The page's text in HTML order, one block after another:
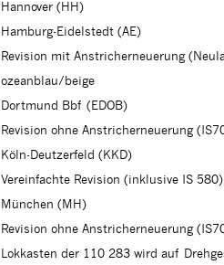
Hannover (HH)
Hamburg-Eidelstedt (AE)
Revision mit Anstricherneuerung
ozeanblau/beige
Dortmund Bbf (EDOB)
Revision ohne Anstricherneuerung
Köln-Deutzerfeld (KKD)
Vereinfachte Revision (inklusive IS
München (MH)
Revision ohne Anstricherneuerung
Lokkasten der 110 283 wird auf